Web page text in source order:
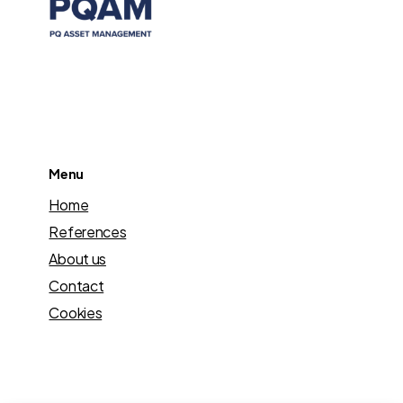
Menu
Home
References
About us
Contact
Cookies